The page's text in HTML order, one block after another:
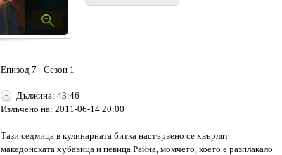
Епизод 7 - Сезон 1
Дължина: 43:46
Излъчено на: 2011-06-14 20:00
Тази седмица в кулинарната битка настървено се хвърлят
македонската хубавица и певица Райна, момчето, което е разплакало